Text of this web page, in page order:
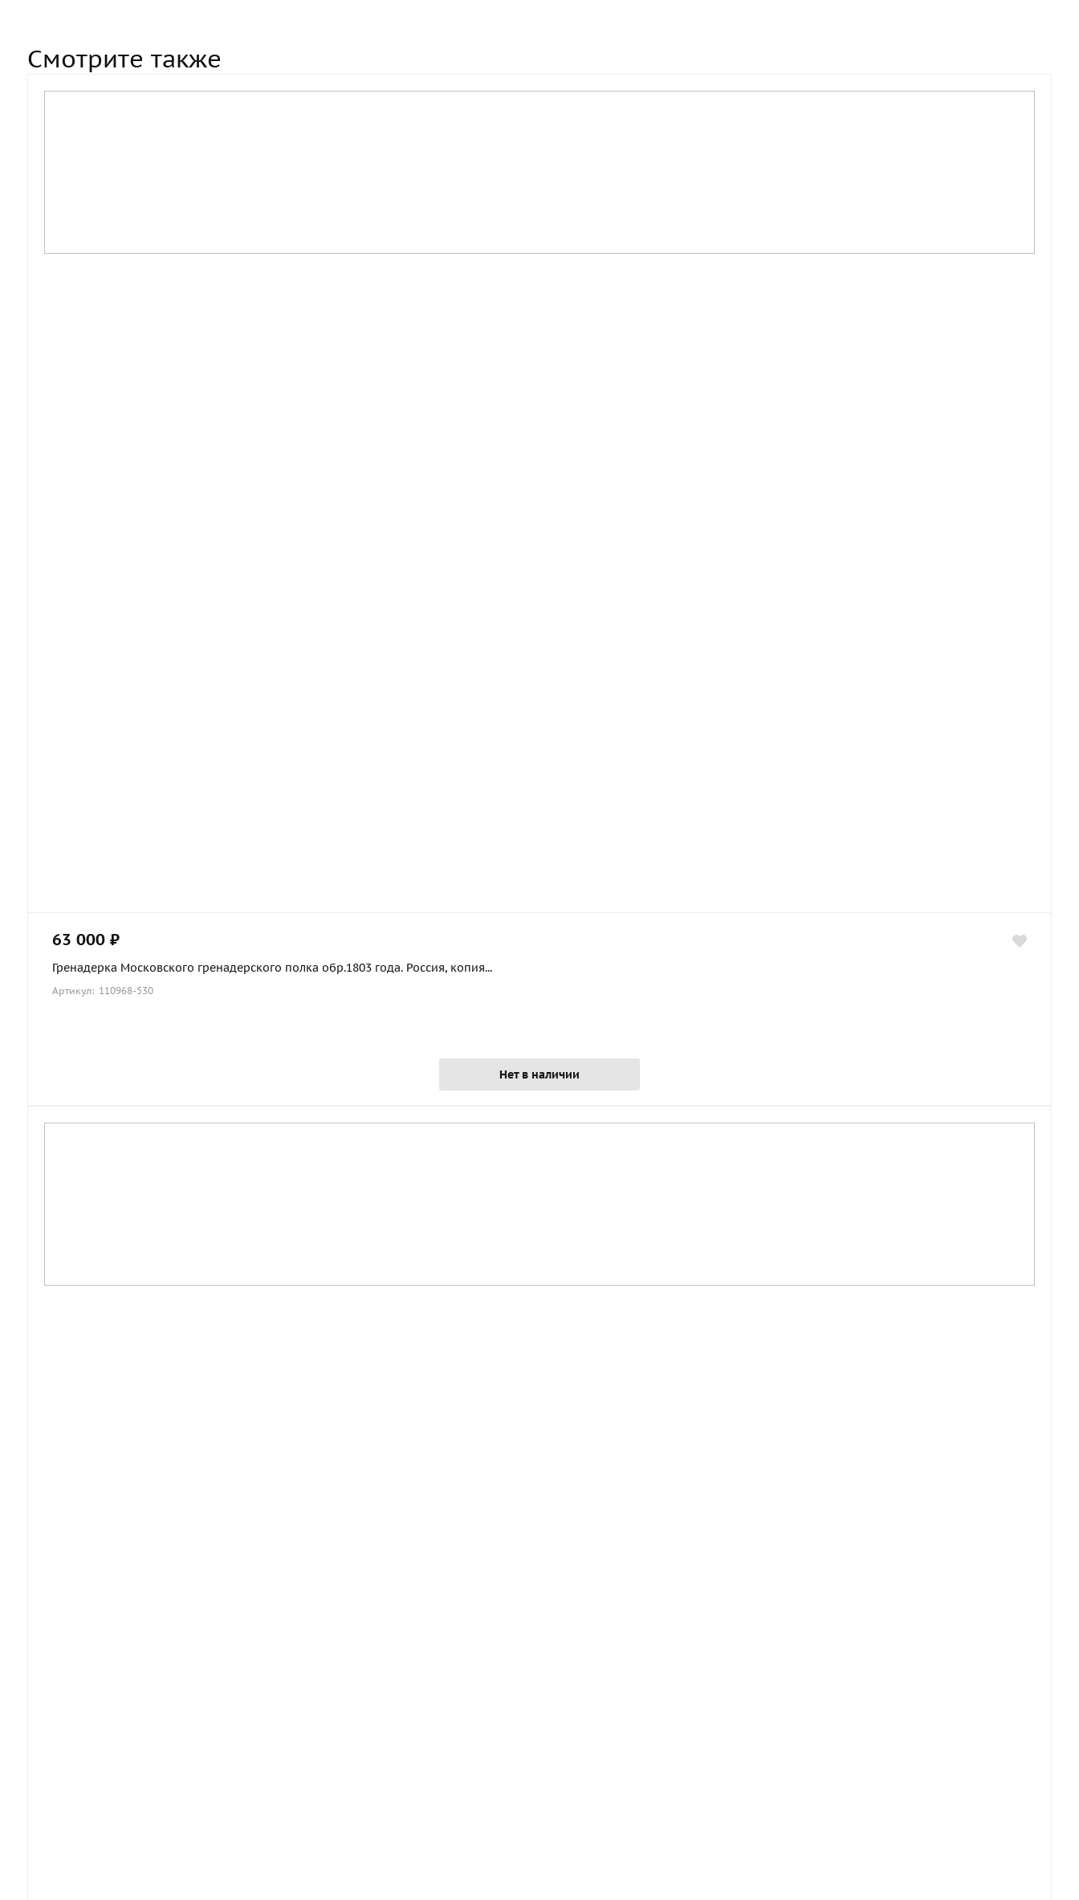
Смотрите также
63 000 ₽
Гренадерка Московского гренадерского полка обр.1803 года. Россия, копия...
Артикул: 110968-530
Нет в наличии